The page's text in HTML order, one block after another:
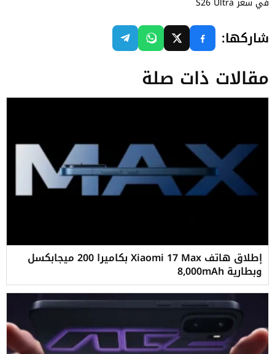
شاركها:
مقالات ذات صلة
إطلاق هاتف Xiaomi 17 Max بكاميرا 200 ميجابكسل
وبطارية 8,000mAh